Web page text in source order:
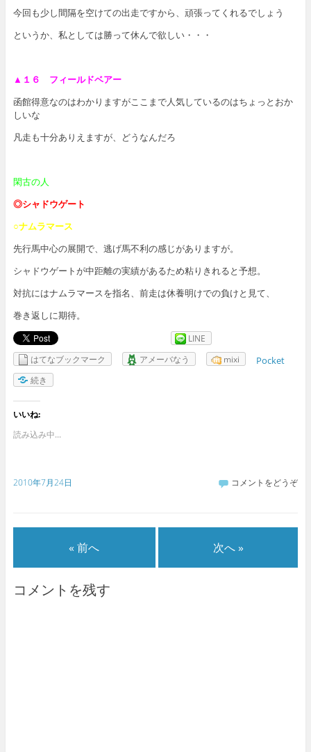
今回も少し間隔を空けての出走ですから、頑張ってくれるでしょう
というか、私としては勝って休んで欲しい・・・
▲１６ フィールドベアー
函館得意なのはわかりますがここまで人気しているのはちょっとおか
しいな
凡走も十分ありえますが、どうなんだろ
閑古の人
◎シャドウゲート
○ナムラマース
先行馬中心の展開で、逃げ馬不利の感じがありますが。
シャドウゲートが中距離の実績があるため粘りきれると予想。
対抗にはナムラマースを指名、前走は休養明けでの負けと見て、
巻き返しに期待。
LINE
はてなブックマーク
アメーバなう mixi Pocket
続き
いいね:
読み込み中...
2010年7月24日 コメントをどうぞ
« 前へ 次へ »
コメントを残す